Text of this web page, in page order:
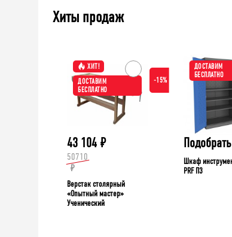
Хиты продаж
ХИТ!
ДОСТАВИМ
БЕСПЛАТНО
-15%
43 104 ₽
50710
₽
Верстак столярный
«Опытный мастер»
Ученический
ДОСТАВИМ
БЕСПЛАТНО
Шкаф
PRF П3